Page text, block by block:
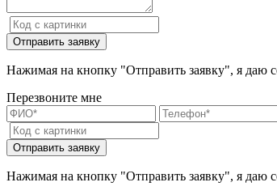
Нажимая на кнопку "Отправить заявку", я даю
Перезвоните мне
Нажимая на кнопку "Отправить заявку", я даю